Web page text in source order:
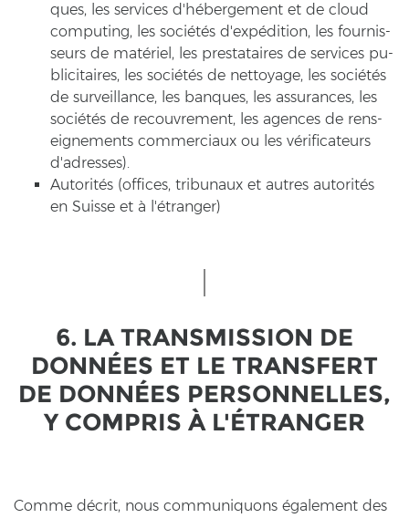
ques, les ser­vices d'hébergement et de cloud
com­pu­ting, les sociétés d'expédition, les four­nis­
seurs de matériel, les pre­sta­tai­res de ser­vices pu­
bli­ci­taires, les sociétés de net­toya­ge, les sociétés
de sur­veil­lan­ce, les ban­ques, les as­su­ran­ces, les
sociétés de re­cou­vre­ment, les agen­ces de rens­
eig­ne­ments com­mer­ci­aux ou les vérificateurs
d'adres­ses).
Autorités (of­fices, tri­bu­n­aux et autres autorités
en Suis­se et à l'étranger)
6. LA TRANS­MIS­SI­ON DE
DONNÉES ET LE TRANS­FERT
DE DONNÉES PER­SON­NEL­LES,
Y COM­PRIS À L'ÉTRANGER
Comme décrit, nous com­mu­ni­quons également des